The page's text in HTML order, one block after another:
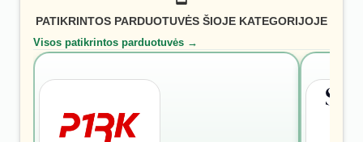
PATIKRINTOS PARDUOTUVĖS ŠIOJE KATEGORIJOJE
Visos patikrintos parduotuvės →